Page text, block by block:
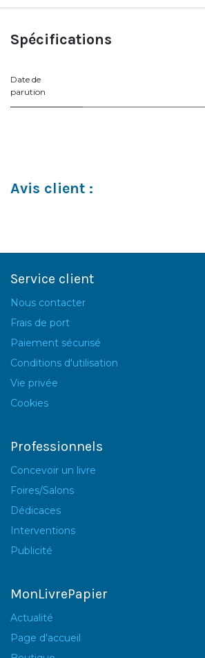
Spécifications
Date de
parution
Avis client :
Service client
Nous contacter
Frais de port
Paiement sécurisé
Conditions d'utilisation
Vie privée
Cookies
Professionnels
Concevoir un livre
Foires/Salons
Dédicaces
Interventions
Publicité
MonLivrePapier
Actualité
Page d'accueil